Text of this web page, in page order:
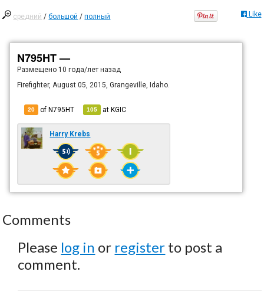
средний /большой /полный Like
N795HT —
Размещено 10 года/лет назад
Firefighter, August 05, 2015, Grangeville, Idaho.
20 of N795HT 105 atKGIC
Harry Krebs
Comments
Please log in or register to post a
comment.